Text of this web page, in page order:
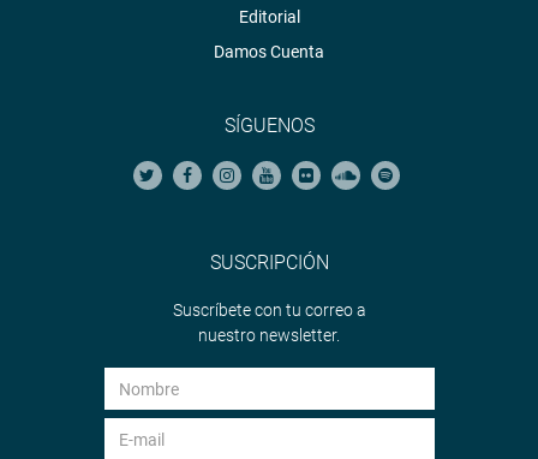
Editorial
Damos Cuenta
SÍGUENOS
SUSCRIPCIÓN
Suscríbete con tu correo a
nuestro newsletter.